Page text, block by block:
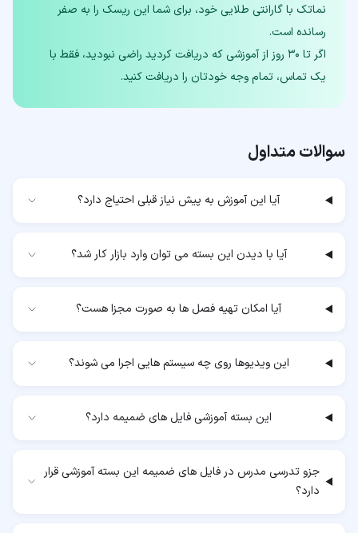
نماتک با گارانتی طلایی خود، برای شما این ریسک را به صفر
اگر تا ۳۰ روز از آموزشی که دریافت کردید راضی نبودید، فقط با
یک تماس، تمام وجه خودتان را دریافت کنید.
سوالات متداول
آیا این آموزش به پیش نیاز قبلی احتیاج دارد؟
آیا با دیدن این بسته می توان وارد بازار کار شد؟
آیا امکان تهیه فصل ها به صورت مجزا هست؟
این ویدیوها روی چه سیستم هایی اجرا می شوند؟
این بسته آموزشی فایل های ضمیمه دارد؟
جزو تدرسی مدرس در فایل های ضمیمه این بسته آموزشی قرار
دارد؟